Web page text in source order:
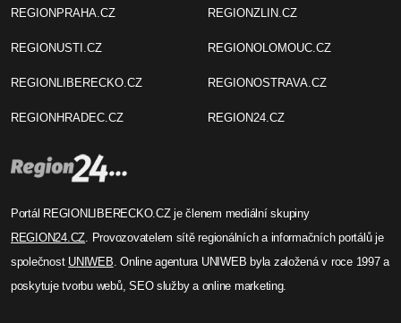
REGIONPRAHA.CZ
REGIONUSTI.CZ
REGIONLIBERECKO.CZ
REGIONHRADEC.CZ
REGIONZLIN.CZ
REGIONOLOMOUC.CZ
REGIONOSTRAVA.CZ
REGION24.CZ
Portál REGIONLIBERECKO.CZ je členem mediální skupiny
REGION24.CZ. Provozovatelem sítě regionálních a informačních portálů je
společnost UNIWEB. Online agentura UNIWEB byla založená v roce 1997 a
poskytuje tvorbu webů, SEO služby a online marketing.